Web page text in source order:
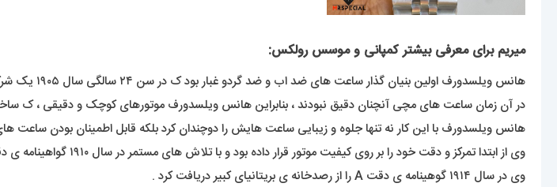
میریم برای معرفی بیشتر کمپانی و موسس رولکس:
هانس ویلسدورف اولین بنیان گذار ساعت های ضد اب و ضد گردو غبار بود ک در سن ۲۴ سالگی سال ۱۹۰۵ یک شرکت تولید و توسعه انواع ساعت های مچی رولکس را در لندن تاسیس کرد .
در آن زمان ساعت های مچی آنچنان دقیق نبودند ، بنابراین هانس ویلسدورف موتورهای کوچک و دقیقی ،
هانس ویلسدورف با این کار نه تنها جلوه و زیبایی ساعت هایش را دوچندان کرد بلکه قابل اطمینان بودن ساعت
وی از ابتدا تمرکز و دقت خود را بر روی کیفیت موتور قرار داده بود و با تلاش های مستمر در سال ۱۹۱۰ گواهینامه ی دقت کرونومتریک را از مرکز رتبه بندی ساعت سوئیس دریافت کرد .
وی در سال ۱۹۱۴ گوهینامه ی دقت A را از رصدخانه ی بریتانیای کبیر دریافت کرد .